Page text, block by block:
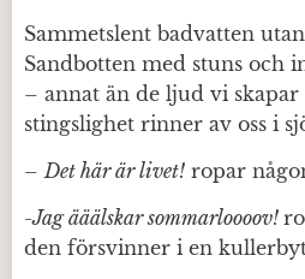
Sammetslent badvatten
Sandbotten med stuns och
– annat än de ljud vi skapar
stingslighet rinner av oss i
–Det här är livet! ropar
-Jag ääälskar sommarloooov!
den försvinner i en